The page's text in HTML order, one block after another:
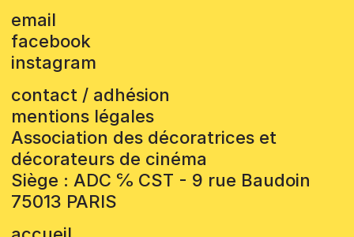
email
facebook
instagram
contact / adhésion
mentions légales
Association des décoratrices et
décorateurs de cinéma
Siège : ADC ℅ CST - 9 rue Baudoin
75013 PARIS